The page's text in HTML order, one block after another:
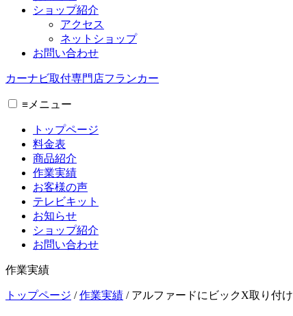
ショップ紹介
アクセス
ネットショップ
お問い合わせ
カーナビ取付専⾨店フランカー
≡ メニュー
トップページ
料金表
商品紹介
作業実績
お客様の声
テレビキット
お知らせ
ショップ紹介
お問い合わせ
作業実績
トップページ /作業実績 / アルファードにビックX取り付け